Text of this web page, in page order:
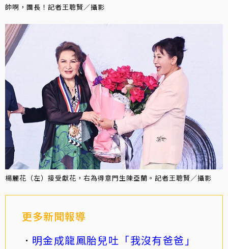
帥啊，團長！記者王聰賢／攝影
楊麗花（左）接受獻花，右為得意門生陳亞蘭。記者王聰賢／攝影
更多新聞報導
明金成龍鳳胎兒吐「我沒有爸爸」